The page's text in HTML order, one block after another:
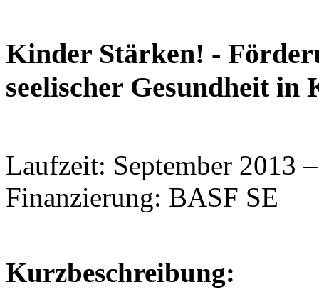
Kinder Stärken! -
seelischer Gesundheit
Laufzeit: September 2013
Finanzierung: BASF SE
Kurzbeschreibung: